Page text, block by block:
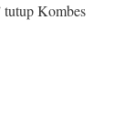
tutup Kombes